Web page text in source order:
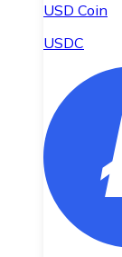
USD Coin
USDC